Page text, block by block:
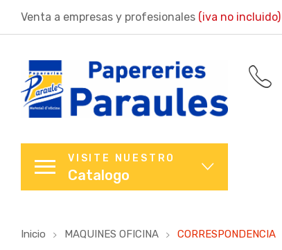
Venta a empresas y profesionales (iva no incluido)
VISITE NUESTRO
Catalogo
Inicio MAQUINES OFICINA CORRESPONDENCIA